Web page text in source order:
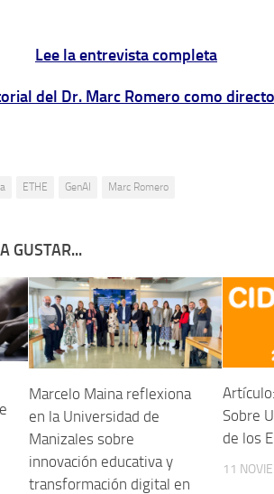
Lee la entrevista completa
del Dr. Marc Romero como
ETHE GenAI Marc Romero
GUSTAR...
Marcelo Maina reflexiona
en la Universidad de
Manizales sobre
innovación educativa y
transformación digital en
Sobre
de los
11